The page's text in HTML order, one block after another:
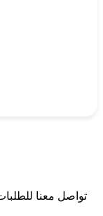
تواصل معنا